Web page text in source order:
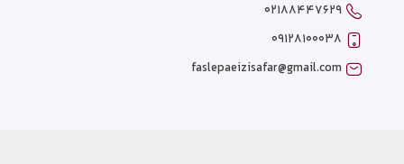
۰۲۱۸۸۴۴۷۶۲۹
۰۹۱۲۸۱۰۰۰۳۸
faslepaeizisafar@gmail.com